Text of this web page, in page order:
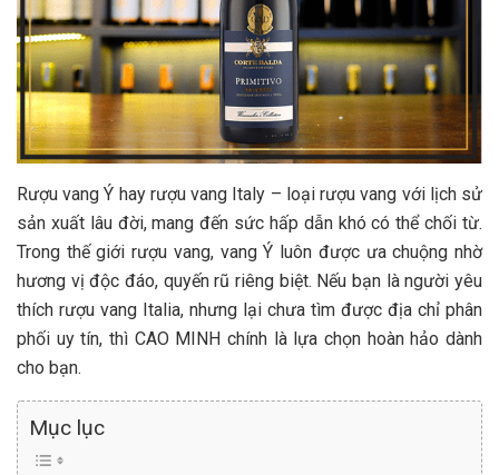
Rượu vang Ý hay rượu vang Italy – loại rượu vang với lịch sử
sản xuất lâu đời, mang đến sức hấp dẫn khó có thể chối từ.
Trong thế giới rượu vang, vang Ý luôn được ưa chuộng nhờ
hương vị độc đáo, quyến rũ riêng biệt. Nếu bạn là người yêu
thích rượu vang Italia, nhưng lại chưa tìm được địa chỉ phân
phối uy tín, thì CAO MINH chính là lựa chọn hoàn hảo dành
cho bạn.
Mục lục